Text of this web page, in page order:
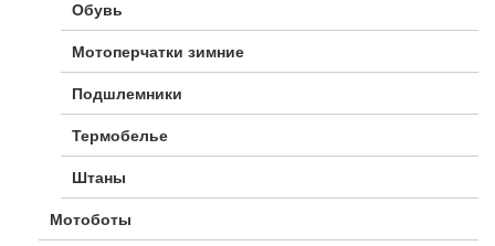
Обувь
Мотоперчатки зимние
Подшлемники
Термобелье
Штаны
Мотоботы